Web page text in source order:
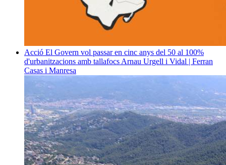
Acció El Govern vol passar en cinc anys del 50 al 100%
d'urbanitzacions amb tallafocs Arnau Urgell i Vidal | Ferran
Casas i Manresa